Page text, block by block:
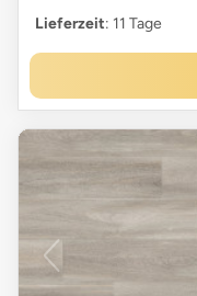
Lieferzeit: 11 Tage